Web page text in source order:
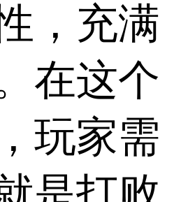
，充满
在这个
玩家需